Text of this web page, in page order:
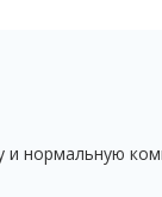
и нормальную